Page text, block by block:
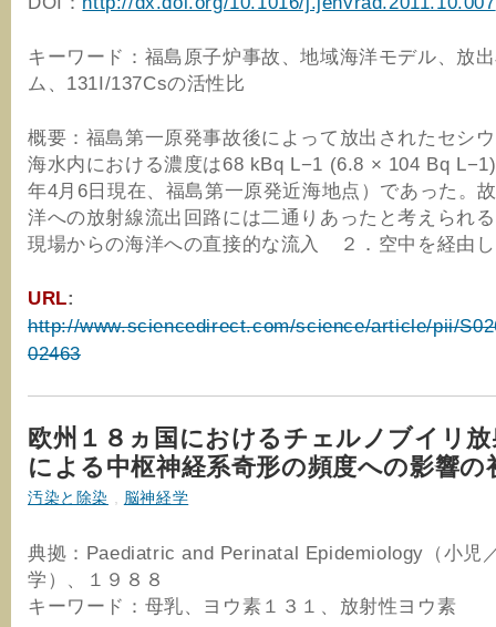
キーワード：福島原子炉事故、地域海洋モデル、放
ム、131I/137Csの活性比
概要：福島第一原発事故後によって放出されたセシ
海水内における濃度は68 kBq L−1 (6.8 × 104 Bq
年4月6日現在、福島第一原発近海地点）であった。
洋への放射線流出回路には二通りあったと考えられ
現場からの海洋への直接的な流入 ２．空中を経由
URL:
http://www.sciencedirect.com/science/article/pii/
02463
欧州１８ヵ国におけるチェルノブイリ
による中枢神経系奇形の頻度への影響の
汚染と除染 , 脳神経学
典拠：Paediatric and Perinatal Epidemiology（小児
学）、１９８８
キーワード：母乳、ヨウ素１３１、放射性ヨウ素